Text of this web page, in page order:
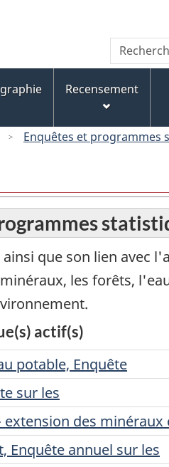
au
contenu
principal
« À
propos
de
ce
version
HTML
simplifiée
dans
Canada
Recensement
Enquêtes et programmes
que son lien avec
les forêts,
actif(s)
potable, Enquête
sur les
des minéraux
Enquête annuel sur les